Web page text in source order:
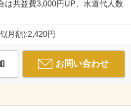
は共益費3,000円UP、水道代人数
(月額):2,420円
お問い合わせ